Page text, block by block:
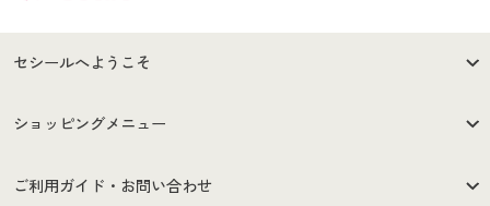
セシールへようこそ
はじめての方へ
セシールご利用規約
ショッピングメニュー
商品カテゴリ
ご利用ガイド・お問い合わせ